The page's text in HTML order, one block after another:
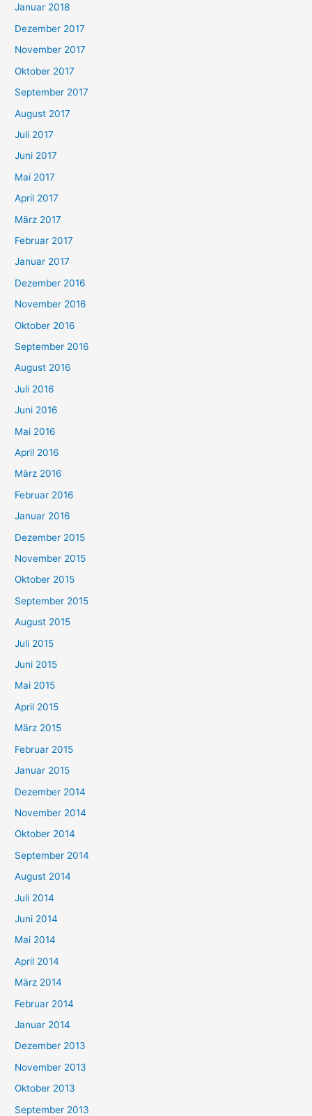
Januar 2018
Dezember 2017
November 2017
Oktober 2017
September 2017
August 2017
Juli 2017
Juni 2017
Mai 2017
April 2017
März 2017
Februar 2017
Januar 2017
Dezember 2016
November 2016
Oktober 2016
September 2016
August 2016
Juli 2016
Juni 2016
Mai 2016
April 2016
März 2016
Februar 2016
Januar 2016
Dezember 2015
November 2015
Oktober 2015
September 2015
August 2015
Juli 2015
Juni 2015
Mai 2015
April 2015
März 2015
Februar 2015
Januar 2015
Dezember 2014
November 2014
Oktober 2014
September 2014
August 2014
Juli 2014
Juni 2014
Mai 2014
April 2014
März 2014
Februar 2014
Januar 2014
Dezember 2013
November 2013
Oktober 2013
September 2013